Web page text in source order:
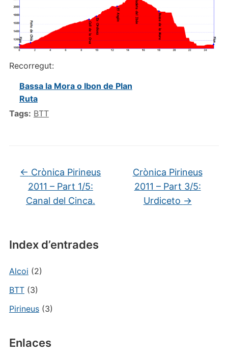
Index d’entrades
Alcoi (2)
BTT(3)
Pirineus(3)
Enlaces
Recorregut:
Bassa la Mora o Ibon de Plan
Ruta
Tags: BTT
← Crònica Pirineus
2011 – Part 1/5:
Canal del Cinca.
Crònica Pirineus
2011 – Part 3/5:
Urdiceto →